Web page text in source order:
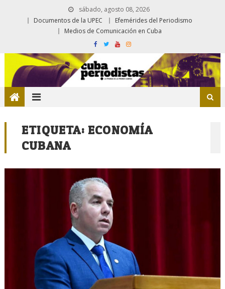
sábado, agosto 08, 2026
Documentos de la UPEC
Efemérides del Periodismo
Medios de Comunicación en Cuba
ETIQUETA: ECONOMÍA
CUBANA